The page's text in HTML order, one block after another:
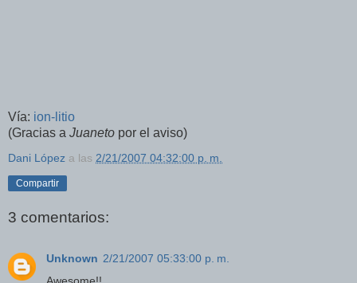
Vía: ion-litio
(Gracias a Juaneto por el aviso)
Dani López a las 2/21/2007 04:32:00 p. m.
Compartir
3 comentarios:
Unknown 2/21/2007 05:33:00 p. m.